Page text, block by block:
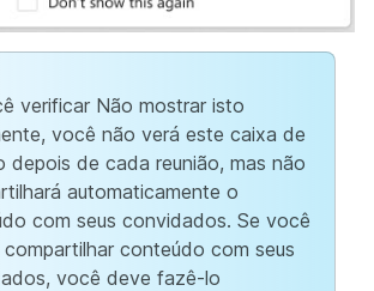
verificar Não mostrar isto
você não verá este caixa de
depois de cada reunião, mas não
automaticamente o
com seus convidados. Se você
compartilhar conteúdo com seus
você deve fazê-lo